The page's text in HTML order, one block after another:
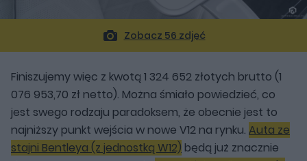
Zobacz 56 zdjęć
Finiszujemy więc z kwotą 1 324 652 złotych brutto (1
076 953,70 zł netto). Można śmiało powiedzieć, co
jest swego rodzaju paradoksem, że obecnie jest to
najniższy punkt wejścia w nowe V12 na rynku. Auta ze
stajni Bentleya (z jednostką W12) będą już znacznie